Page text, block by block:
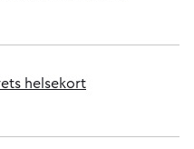
helsekort